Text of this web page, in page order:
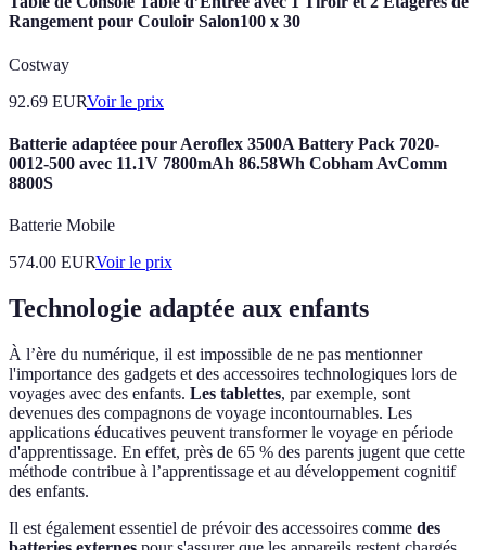
Rangement pour Couloir Salon100 x 30
Costway
92.69 EURVoir le prix
Batterie adaptéee pour Aeroflex 3500A Battery Pack 7020-
0012-500 avec 11.1V 7800mAh 86.58Wh Cobham AvComm
8800S
Batterie Mobile
574.00 EURVoir le prix
Technologie adaptée aux enfants
À l’ère du numérique, il est impossible de ne pas mentionner
l'importance des gadgets et des accessoires technologiques lors de
voyages avec des enfants. Les tablettes, par exemple, sont
devenues des compagnons de voyage incontournables. Les
applications éducatives peuvent transformer le voyage en période
d'apprentissage. En effet, près de 65 % des parents jugent que cette
méthode contribue à l’apprentissage et au développement cognitif
des enfants.
Il est également essentiel de prévoir des accessoires comme des